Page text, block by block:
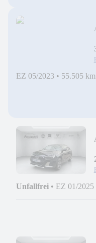
EZ 05/2023 • 55.505 km
Unfallfrei • EZ 01/2025